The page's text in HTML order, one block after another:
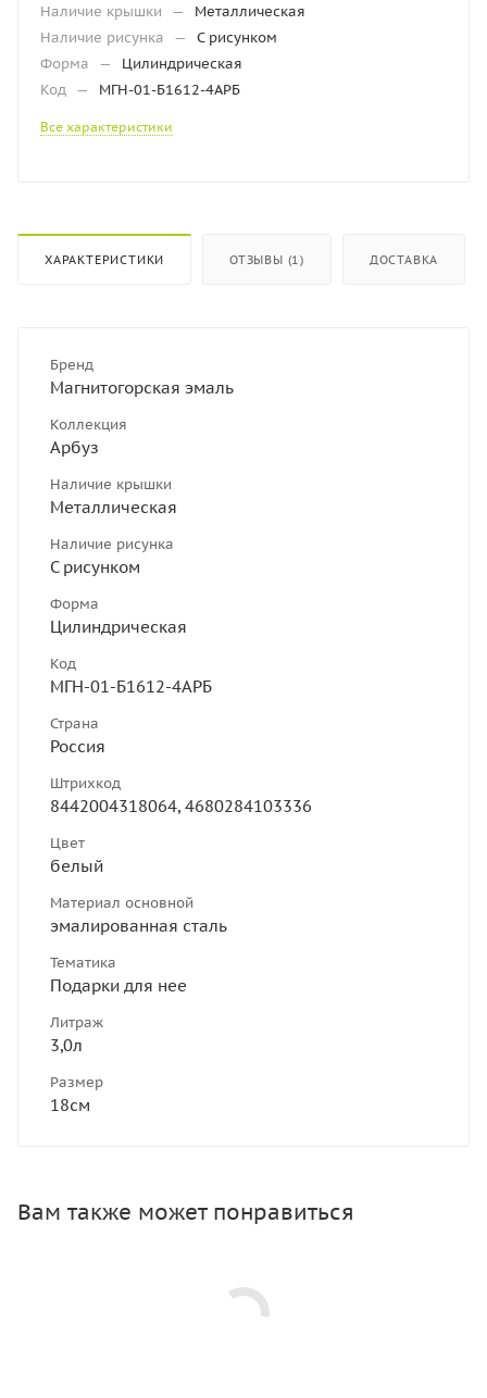
Наличие крышки
—
Металлическая
Наличие рисунка
—
С рисунком
Форма
—
Цилиндрическая
Код — МГН-01-Б1612-4АРБ
Все характеристики
ХАРАКТЕРИСТИКИ ОТЗЫВЫ (1) ДОСТАВКА
Бренд
Магнитогорская эмаль
Коллекция
Арбуз
Наличие крышки
Металлическая
Наличие рисунка
С рисунком
Форма
Цилиндрическая
Код
МГН-01-Б1612-4АРБ
Страна
Россия
Штрихкод
8442004318064, 4680284103336
Цвет
белый
Материал основной
эмалированная сталь
Тематика
Подарки для нее
Литраж
3,0л
Размер
18см
Вам также может понравиться